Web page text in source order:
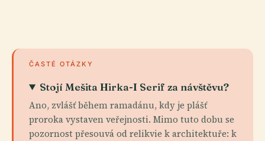
ČASTÉ OTÁZKY
Stojí Mešita Hirka-I Serif za návštěvu?
Ano, zvlášť během ramadánu, kdy je plášť
proroka vystaven veřejnosti. Mimo tuto dobu se
pozornost přesouvá od relikvie k architektuře: k